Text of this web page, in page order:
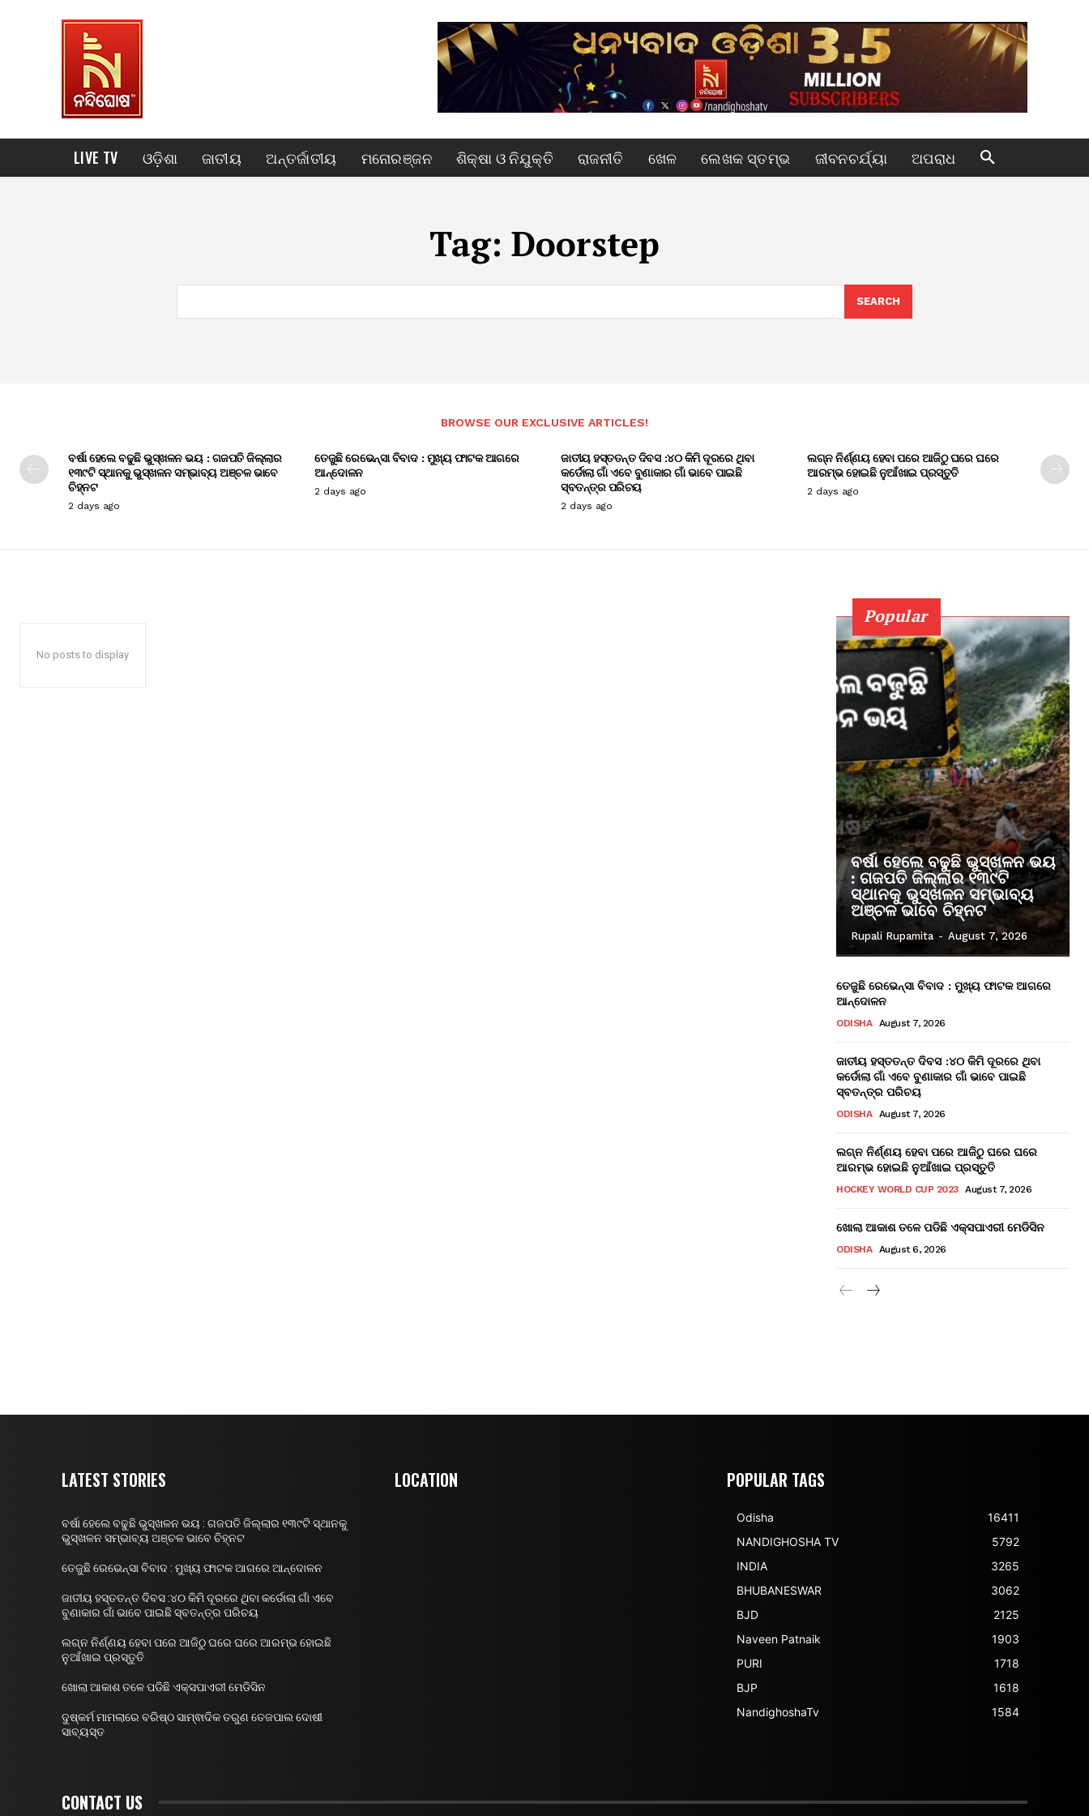
LIVE TV ଓଡ଼ିଶା ଜାତୀୟ ଅନ୍ତର୍ଜାତୀୟ ମନୋରଞ୍ଜନ ଶିକ୍ଷା ଓ ନିଯୁକ୍ତି ରାଜନୀତି ଖେଳ ଲେଖକ ସ୍ତମ୍ଭ ଜୀବନଚର୍ଯ୍ୟା ଅପରାଧ
Tag: Doorstep
SEARCH
BROWSE OUR EXCLUSIVE ARTICLES!
ବର୍ଷା ହେଲେ ବଢୁଛି ଭୁସ୍ଖଳନ ଭୟ : ଗଜପତି ଜିଲ୍ଲାର
୧୩୯ଟି ସ୍ଥାନକୁ ଭୁସ୍ଖଳନ ସମ୍ଭାବ୍ୟ ଅଞ୍ଚଳ ଭାବେ
ଚିହ୍ନଟ
2 days ago
ତେଜୁଛି ରେଭେନ୍ସା ବିବାଦ : ମୁଖ୍ୟ ଫାଟକ ଆଗରେ
ଆନ୍ଦୋଳନ
2 days ago
ଜାତୀୟ ହସ୍ତତନ୍ତ ଦିବସ :୪୦ କିମି ଦୂରରେ ଥିବା
କର୍ଡୋଲା ଗାଁ ଏବେ ବୁଣାକାର ଗାଁ ଭାବେ ପାଇଛି
ସ୍ବତନ୍ତ୍ର ପରିଚୟ
2 days ago
ଲଗ୍ନ ନିର୍ଣ୍ଣୟ ହେବା ପରେ ଆଜିଠୁ ଘରେ ଘରେ
ଆରମ୍ଭ ହୋଇଛି ନୁଆଁଖାଇ ପ୍ରସ୍ତୁତି
2 days ago
No posts to display
Popular
ବର୍ଷା ହେଲେ ବଢୁଛି ଭୁସ୍ଖଳନ ଭୟ
: ଗଜପତି ଜିଲ୍ଲାର ୧୩୯ଟି
ସ୍ଥାନକୁ ଭୁସ୍ଖଳନ ସମ୍ଭାବ୍ୟ
ଅଞ୍ଚଳ ଭାବେ ଚିହ୍ନଟ
Rupali Rupamita - August 7, 2026
ତେଜୁଛି ରେଭେନ୍ସା ବିବାଦ : ମୁଖ୍ୟ ଫାଟକ ଆଗରେ
ଆନ୍ଦୋଳନ
ODISHA August 7, 2026
ଜାତୀୟ ହସ୍ତତନ୍ତ ଦିବସ :୪୦ କିମି ଦୂରରେ ଥିବା
କର୍ଡୋଲା ଗାଁ ଏବେ ବୁଣାକାର ଗାଁ ଭାବେ ପାଇଛି
ସ୍ବତନ୍ତ୍ର ପରିଚୟ
ODISHA August 7, 2026
ଲଗ୍ନ ନିର୍ଣ୍ଣୟ ହେବା ପରେ ଆଜିଠୁ ଘରେ ଘରେ
ଆରମ୍ଭ ହୋଇଛି ନୁଆଁଖାଇ ପ୍ରସ୍ତୁତି
HOCKEY WORLD CUP 2023 August 7, 2026
ଖୋଲା ଆକାଶ ତଳେ ପଡିଛି ଏକ୍ସପାଏରୀ ମେଡିସିନ
ODISHA August 6, 2026
LATEST STORIES
ବର୍ଷା ହେଲେ ବଢୁଛି ଭୁସ୍ଖଳନ ଭୟ : ଗଜପତି ଜିଲ୍ଲାର ୧୩୯ଟି ସ୍ଥାନକୁ
ଭୁସ୍ଖଳନ ସମ୍ଭାବ୍ୟ ଅଞ୍ଚଳ ଭାବେ ଚିହ୍ନଟ
ତେଜୁଛି ରେଭେନ୍ସା ବିବାଦ : ମୁଖ୍ୟ ଫାଟକ ଆଗରେ ଆନ୍ଦୋଳନ
ଜାତୀୟ ହସ୍ତତନ୍ତ ଦିବସ :୪୦ କିମି ଦୂରରେ ଥିବା କର୍ଡୋଲା ଗାଁ ଏବେ
ବୁଣାକାର ଗାଁ ଭାବେ ପାଇଛି ସ୍ବତନ୍ତ୍ର ପରିଚୟ
ଲଗ୍ନ ନିର୍ଣ୍ଣୟ ହେବା ପରେ ଆଜିଠୁ ଘରେ ଘରେ ଆରମ୍ଭ ହୋଇଛି
ନୁଆଁଖାଇ ପ୍ରସ୍ତୁତି
ଖୋଲା ଆକାଶ ତଳେ ପଡିଛି ଏକ୍ସପାଏରୀ ମେଡିସିନ
ଦୁଷ୍କର୍ମ ମାମଲାରେ ବରିଷ୍ଠ ସାମ୍ଵାଦିକ ତରୁଣ ତେଜପାଲ ଦୋଷୀ
ସାବ୍ୟସ୍ତ
LOCATION POPULAR TAGS
Odisha
16411
NANDIGHOSHA TV
5792
INDIA
3265
BHUBANESWAR
3062
BJD
2125
Naveen Patnaik
1903
PURI
1718
BJP
1618
NandighoshaTv
1584
CONTACT US